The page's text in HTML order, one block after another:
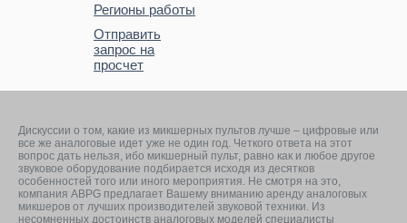
Регионы работы
Отправить
запрос на
просчет
Дискуссии о том, какие из микшерных пультов лучше – цифровые или
все же аналоговые идет уже не один год. Четкого ответа на этот
вопрос дать нельзя, ибо микшерный пульт, равно как и любое другое
звуковое оборудование подбирается исходя из десятков
особенностей того или иного мероприятия. Не смотря на это,
компания ABPG предлагает Вашему вниманию аренду аналоговых
микшеров от лучших производителей звуковой техники. Из
несомненных достоинств аналоговых моделей специалисты